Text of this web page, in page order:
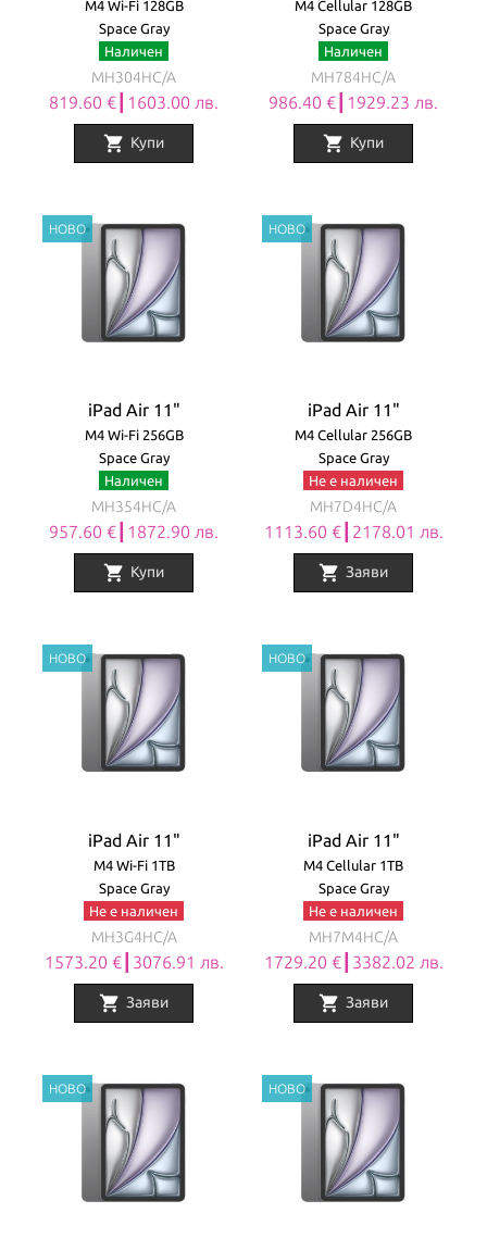
M4 Wi-Fi 128GB
Space Gray
Наличен
MH304HC/A
819.60 €┃1603.00 лв.
shopping_cart Купи
M4 Cellular 128GB
Space Gray
Наличен
MH784HC/A
986.40 €┃1929.23 лв.
shopping_cart Купи
iPad Air 11"
M4 Wi-Fi 256GB
Space Gray
Наличен
MH354HC/A
957.60 €┃1872.90 лв.
shopping_cart Купи
iPad Air 11"
M4 Cellular 256GB
Space Gray
Не е наличен
MH7D4HC/A
1113.60 €┃2178.01 лв.
shopping_cart Заяви
iPad Air 11"
M4 Wi-Fi 1TB
Space Gray
Не е наличен
MH3G4HC/A
1573.20 €┃3076.91 лв.
shopping_cart Заяви
iPad Air 11"
M4 Cellular 1TB
Space Gray
Не е наличен
MH7M4HC/A
1729.20 €┃3382.02 лв.
shopping_cart Заяви